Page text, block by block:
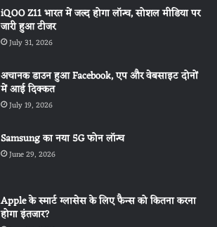
iQOO Z11 भारत में जल्द होगा लॉन्च, सोशल मीडिया पर
जारी हुआ टीजर
July 31, 2026
अचानक डाउन हुआ Facebook, एप और वेबसाइट दोनों
में आई दिक्कत
July 19, 2026
Samsung का नया 5G फोन लॉन्च
June 29, 2026
Apple के स्मार्ट ग्लासेस के लिए फैन्स को कितना करना
होगा इंतजार?